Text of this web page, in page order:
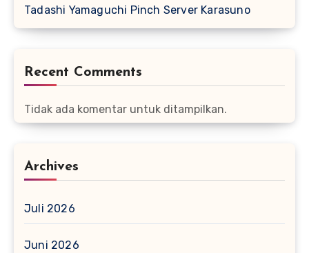
Tadashi Yamaguchi Pinch Server Karasuno
Recent Comments
Tidak ada komentar untuk ditampilkan.
Archives
Juli 2026
Juni 2026